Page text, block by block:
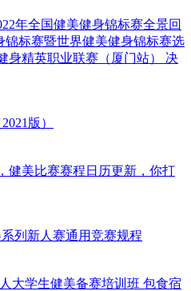
年全国健美健身锦标赛全景回
锦标赛暨世界健美健身锦标赛选
身精英职业联赛（厦门站） 决
版）
健美比赛赛程日历更新，你打
列新人赛通用竞赛规程
大学生健美备赛培训班 包食宿